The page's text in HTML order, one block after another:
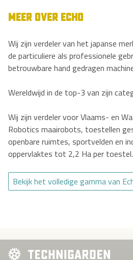
MEER OVER ECHO
Wij zijn verdeler van het japanse
de particuliere als professionele
betrouwbare hand gedragen
Wereldwijd in de top-3 van zijn
Wij zijn verdeler voor Vlaams- en
Robotics maairobots, toestellen
openbare ruimtes, sportvelden en
oppervlaktes tot 2,2 Ha per toestel.
Bekijk het volledige gamma van